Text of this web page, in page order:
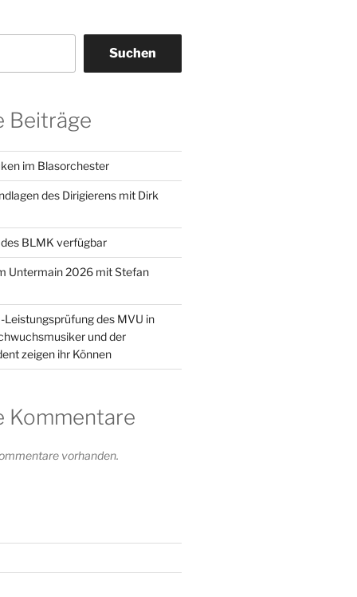
Suchen
Beiträge
im Blasorchester
des Dirigierens mit Dirk
BLMK verfügbar
Untermain 2026 mit Stefan
Leistungsprüfung des MVU in
und der
zeigen ihr Können
Kommentare
vorhanden.